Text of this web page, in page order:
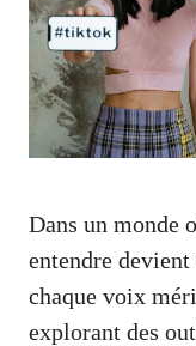
Dans un monde
entendre
chaque voix
explorant des